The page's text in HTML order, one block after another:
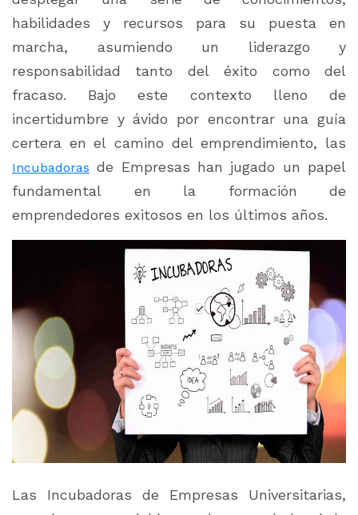
habilidades y recursos para su puesta en
marcha, asumiendo un liderazgo y
responsabilidad tanto del éxito como del
fracaso. Bajo este contexto lleno de
incertidumbre y ávido por encontrar una guía
certera en el camino del emprendimiento, las
Incubadoras de Empresas han jugado un papel
fundamental en la formación de
emprendedores exitosos en los últimos años.
Las Incubadoras de Empresas Universitarias,